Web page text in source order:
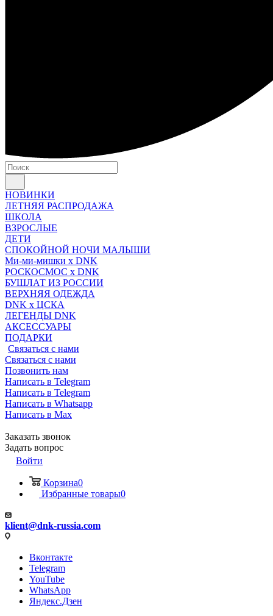
НОВИНКИ
ЛЕТНЯЯ РАСПРОДАЖА
ШКОЛА
ВЗРОСЛЫЕ
ДЕТИ
СПОКОЙНОЙ НОЧИ МАЛЫШИ
Ми-ми-мишки x DNK
РОСКОСМОС x DNK
БУШЛАТ ИЗ РОССИИ
ВЕРХНЯЯ ОДЕЖДА
DNK x ЦСКА
ЛЕГЕНДЫ DNK
АКСЕССУАРЫ
ПОДАРКИ
Связаться с нами
Связаться с нами
Позвонить нам
Написать в Telegram
Написать в Telegram
Написать в Whatsapp
Написать в Max
Заказать звонок
Задать вопрос
Войти
Корзина0
Избранные товары0
klient@dnk-russia.com
Вконтакте
Telegram
YouTube
WhatsApp
Яндекс.Дзен